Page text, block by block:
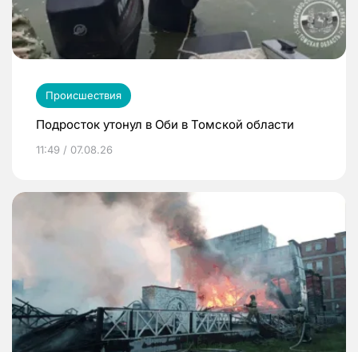
Происшествия
Подросток утонул в Оби в Томской области
11:49 / 07.08.26